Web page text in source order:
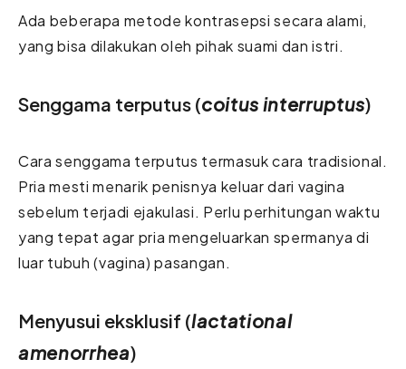
Ada beberapa metode kontrasepsi secara alami,
yang bisa dilakukan oleh pihak suami dan istri.
Senggama terputus (coitus interruptus)
Cara senggama terputus termasuk cara tradisional.
Pria mesti menarik penisnya keluar dari vagina
sebelum terjadi ejakulasi. Perlu perhitungan waktu
yang tepat agar pria mengeluarkan spermanya di
luar tubuh (vagina) pasangan.
Menyusui eksklusif (lactational
amenorrhea)